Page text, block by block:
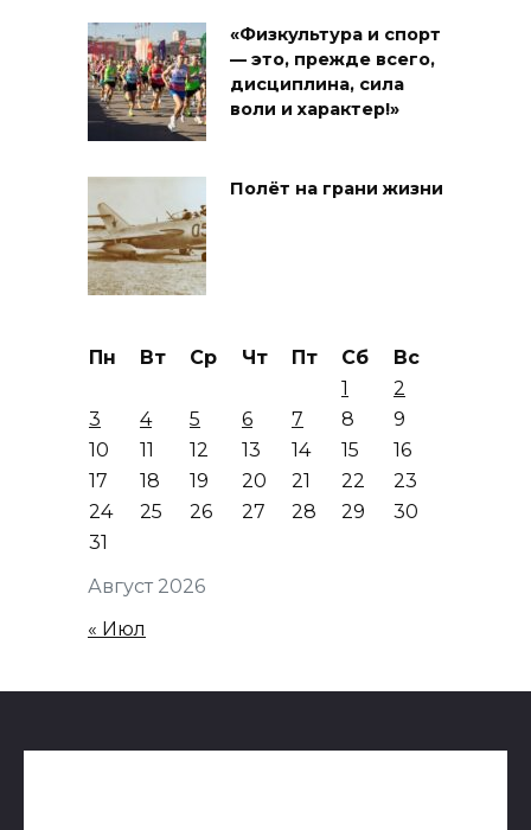
«Физкультура и спорт
— это, прежде всего,
дисциплина, сила
воли и характер!»
Полёт на грани жизни
Август 2026
Пн Вт Ср Чт Пт Сб
Вс
1
2
3
4 5 6 7 8
9
10
11 12 13 14 15
16
17
18 19 20 21 22
23
24
25 26 27 28 29
30
31
« Июл